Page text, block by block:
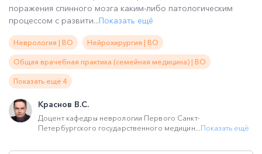
поражения спинного мозга каким-либо патологическим
процессом с развити...Показать ещё
Неврология | ВО Нейрохирургия | ВО
Общая врачебная практика (семейная медицина) | ВО
Показать ещё 4
Краснов В.С.
Доцент кафедры неврологии Первого Санкт-
Петербургского государственного медицин...Показать ещё